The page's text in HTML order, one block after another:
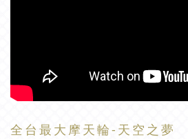
全 台 最 大 摩 天輪- 天 空 之 夢